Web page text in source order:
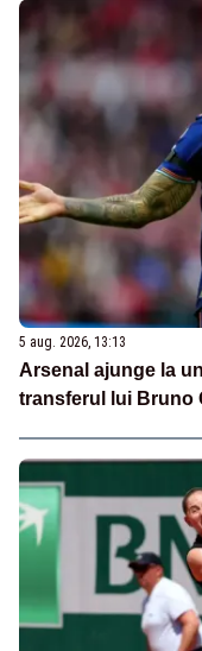
5 aug. 2026, 13:13
Arsenal ajunge la
transferul lui Bruno